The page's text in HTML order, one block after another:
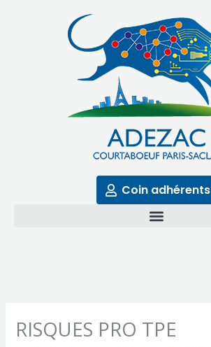
Coin adhérents
RISQUES PRO TPE